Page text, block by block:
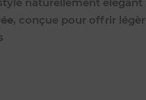
, conçue pour offrir